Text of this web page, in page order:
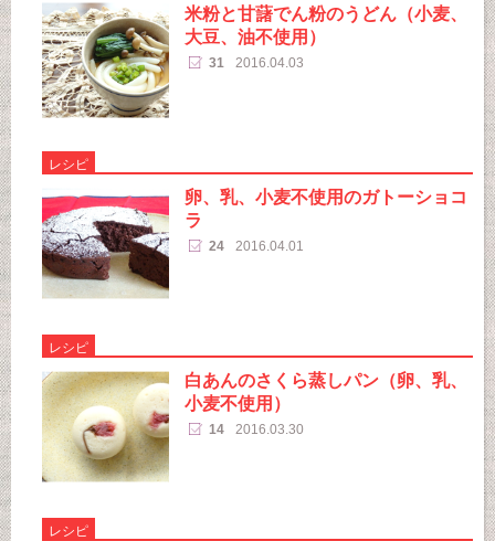
米粉と甘藷でん粉のうどん（小麦、
大豆、油不使用）
31 2016.04.03
レシピ
卵、乳、小麦不使用のガトーショコ
ラ
24 2016.04.01
レシピ
白あんのさくら蒸しパン（卵、乳、
小麦不使用）
14 2016.03.30
レシピ